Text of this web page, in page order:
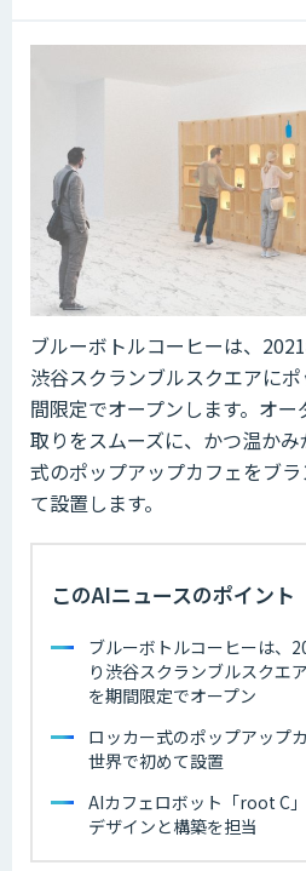
ブルーボトルコーヒーは、
渋谷スクランブルスクエアに
間限定でオープンします。オ
取りをスムーズに、かつ温か
式のポップアップカフェをブ
て設置します。
このAIニュースのポイント
ブルーボトルコーヒーは、
り渋谷スクランブルスクエ
を期間限定でオープン
ロッカー式のポップアップ
世界で初めて設置
AIカフェロボット「root C
デザインと構築を担当